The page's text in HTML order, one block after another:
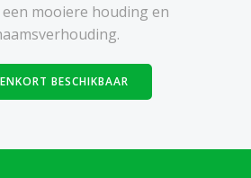
een mooiere houding en
BESCHIKBAAR